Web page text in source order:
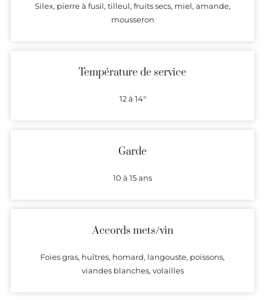
Silex, pierre à fusil, tilleul, fruits secs, miel, amande,
mousseron
Température de service
12 à 14°
Garde
10 à 15 ans
Accords mets/vin
Foies gras, huîtres, homard, langouste, poissons,
viandes blanches, volailles